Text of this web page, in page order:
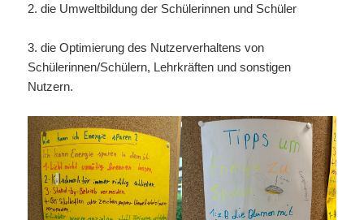
2. die Umweltbildung der Schülerinnen und Schüler
3. die Optimierung des Nutzerverhaltens von
Schülerinnen/Schülern, Lehrkräften und sonstigen
Nutzern.